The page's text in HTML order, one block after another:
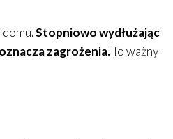
Stopniowo wydłużając
zagrożenia.To ważny